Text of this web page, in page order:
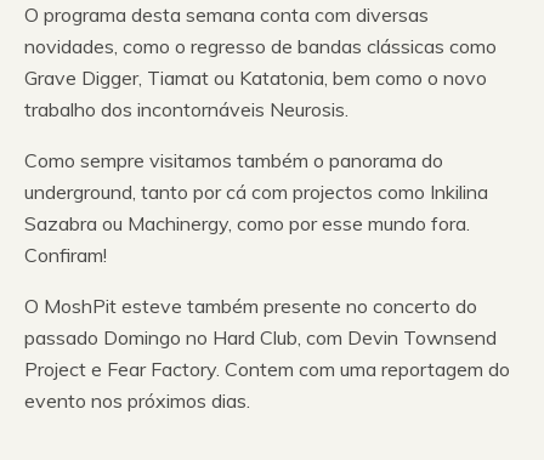
O programa desta semana conta com diversas
novidades, como o regresso de bandas clássicas como
Grave Digger, Tiamat ou Katatonia, bem como o novo
trabalho dos incontornáveis Neurosis.
Como sempre visitamos também o panorama do
underground, tanto por cá com projectos como Inkilina
Sazabra ou Machinergy, como por esse mundo fora.
Confiram!
O MoshPit esteve também presente no concerto do
passado Domingo no Hard Club, com Devin Townsend
Project e Fear Factory. Contem com uma reportagem do
evento nos próximos dias.